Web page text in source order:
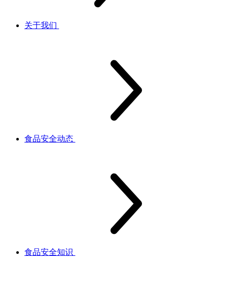
关于我们
食品安全动态
食品安全知识